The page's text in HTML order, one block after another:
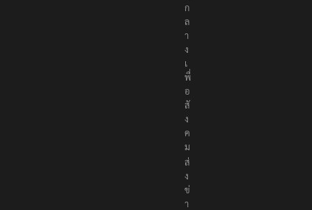
ก
ล
า
ง
เ
พื่
อ
สั
ง
ค
ม
ส่
ง
ข่
า